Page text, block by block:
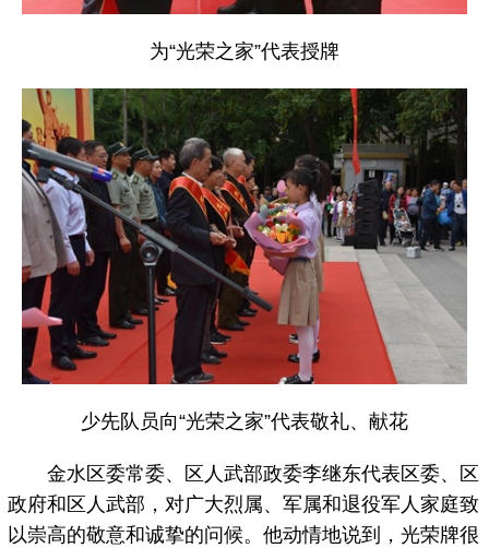
为“光荣之家”代表授牌
少先队员向“光荣之家”代表敬礼、献花
金水区委常委、区人武部政委李继东代表区委、区
政府和区人武部，对广大烈属、军属和退役军人家庭致
以崇高的敬意和诚挚的问候。他动情地说到，光荣牌很